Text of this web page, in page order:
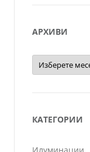
АРХИВИ
Архиви
КАТЕГОРИИ